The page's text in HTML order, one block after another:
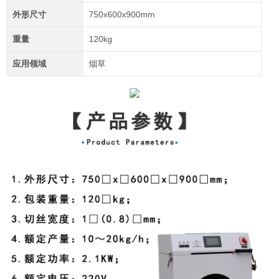
外形尺寸 750x600x900mm
重量 120kg
应用领域 烟草